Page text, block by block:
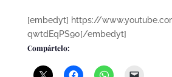
[embedyt] https://
qwtdEqPS90[/embedyt]
Compártelo: